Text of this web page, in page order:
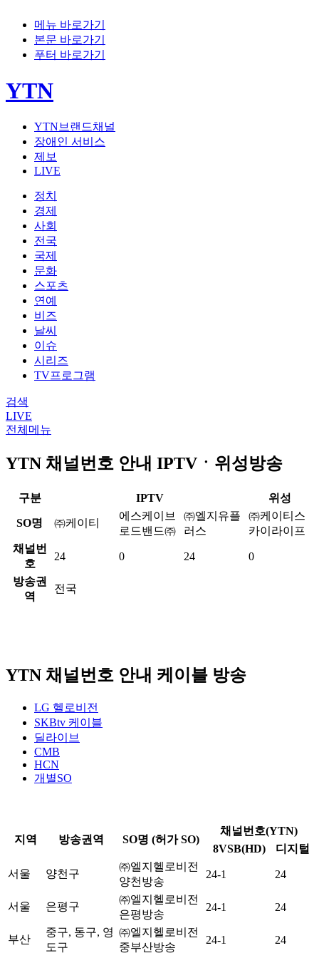
메뉴 바로가기
본문 바로가기
푸터 바로가기
YTN
YTN브랜드채널
장애인 서비스
제보
LIVE
정치
경제
사회
전국
국제
문화
스포츠
연예
비즈
날씨
이슈
시리즈
TV프로그램
검색
LIVE
전체메뉴
YTN 채널번호 안내 IPTVㆍ위성방송
구분 IPTV 위성
SO명 ㈜케이티
에스케이브
로드밴드㈜
㈜엘지유플
러스
㈜케이티스
카이라이프
채널번
호
24 0 24 0
방송권
역
전국
YTN 채널번호 안내 케이블 방송
LG 헬로비전
SKBtv 케이블
딜라이브
CMB
HCN
개별SO
지역 방송권역 SO명 (허가 SO)
채널번호(YTN)
8VSB(HD)
디지털
서울 양천구
㈜엘지헬로비전
양천방송
24-1 24
서울 은평구
㈜엘지헬로비전
은평방송
24-1 24
부산
중구, 동구, 영
도구
㈜엘지헬로비전
중부산방송
24-1 24